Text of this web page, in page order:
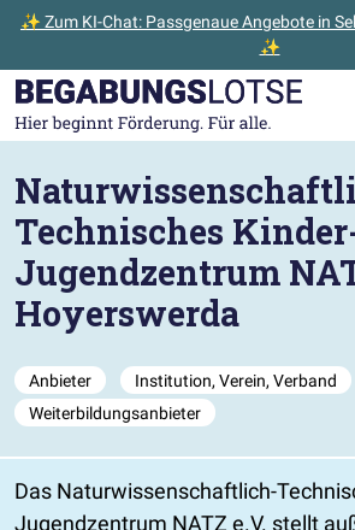
✨ Zum KI-Chat: Passgenaue Angebote in
✨
Zum Hauptinhalt der Seite springen
Zur Startseite gehen
Technisches
Jugendzentrum
Hoyerswerda
Anbieter
Institution, Verein, Verband
Weiterbildungsanbieter
Das Naturwissenschaftlich-
Jugendzentrum NATZ e.V. stellt